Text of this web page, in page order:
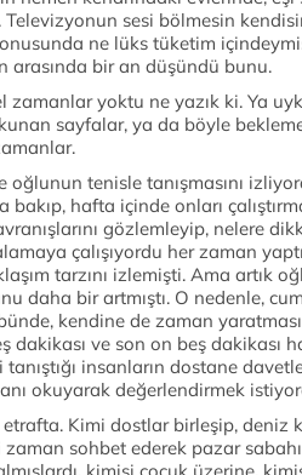
Televizyonun sesi bölmesin
ne lüks tüketim
arasında bir an düşündü bunu.
zamanlar yoktu ne yazık ki. Ya
sayfalar, ya da böyle
tenisle tanışmasını
bakıp, hafta içinde onları
gözlemleyip, nelere
çalışıyordu her zaman
tarzını izlemişti. Ama artık
daha bir artmıştı. O nedenle,
kendine de zaman
dakikası ve son on beş dakikası
insanların dostane
okuyarak değerlendirmek
etrafta. Kimi dostlar birleşip, deniz
sohbet ederek pazar